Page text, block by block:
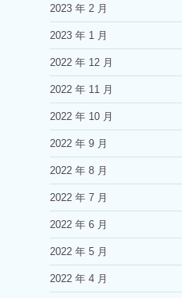
2023 年 2 月
2023 年 1 月
2022 年 12 月
2022 年 11 月
2022 年 10 月
2022 年 9 月
2022 年 8 月
2022 年 7 月
2022 年 6 月
2022 年 5 月
2022 年 4 月